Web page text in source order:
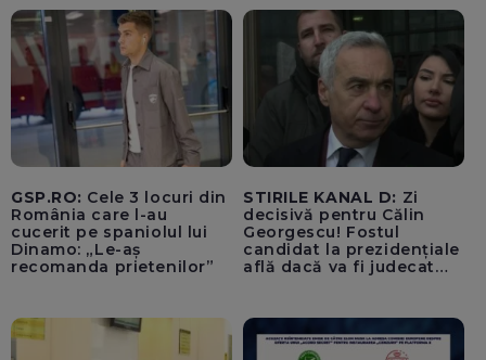
”Mafia din Banat”
încearcă să îl asasineze -
FOTO, VIDEO
GSP.RO: Cele 3 locuri din
România care l-au
cucerit pe spaniolul lui
Dinamo: „Le-aș
recomanda prietenilor”
STIRILE KANAL D: Zi
decisivă pentru Călin
Georgescu! Fostul
candidat la prezidențiale
află dacă va fi judecat